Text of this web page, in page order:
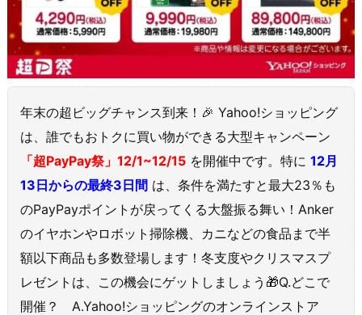
年末の超ビッグチャンス到来！🎉 Yahoo!ショッピング
は、誰でもおトクに買い物ができる大型キャンペーン
「超PayPay祭」12/1~12/15 を開催中です。特に 12月
13日からの最終3日間 は、条件を満たすと最大23％も
のPayPayポイントが戻ってくる大盤振る舞い！Anker
のイヤホンやロボット掃除機、カニなどの食品まで半
額以下商品も多数登場します！冬支度やクリスマスプ
レゼントは、この機会にゲットしましょう🎁Q.どこで
開催？ A.Yahoo!ショッピングのオンラインストア